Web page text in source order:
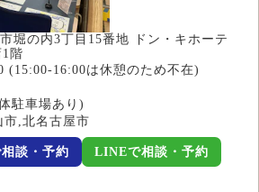
堀の内3丁目15番地 ドン・キホーテ
階
(15:00-16:00は休憩のため不在)
駐車場あり)
市,北名古屋市
談・予約 LINEで相談・予約